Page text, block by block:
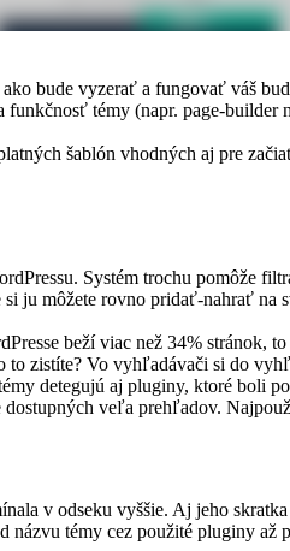
bude vyzerať a fungovať váš
témy (napr. page-
šablón vhodných aj pre
Systém trochu pomôže
ju môžete rovno pridať-nahrať
beží viac než 34% stránok,
to zistíte? Vo vyhľadávači si do
detegujú aj pluginy, ktoré boli
veľa prehľadov.
v odseku vyššie. Aj jeho
témy cez použité pluginy až